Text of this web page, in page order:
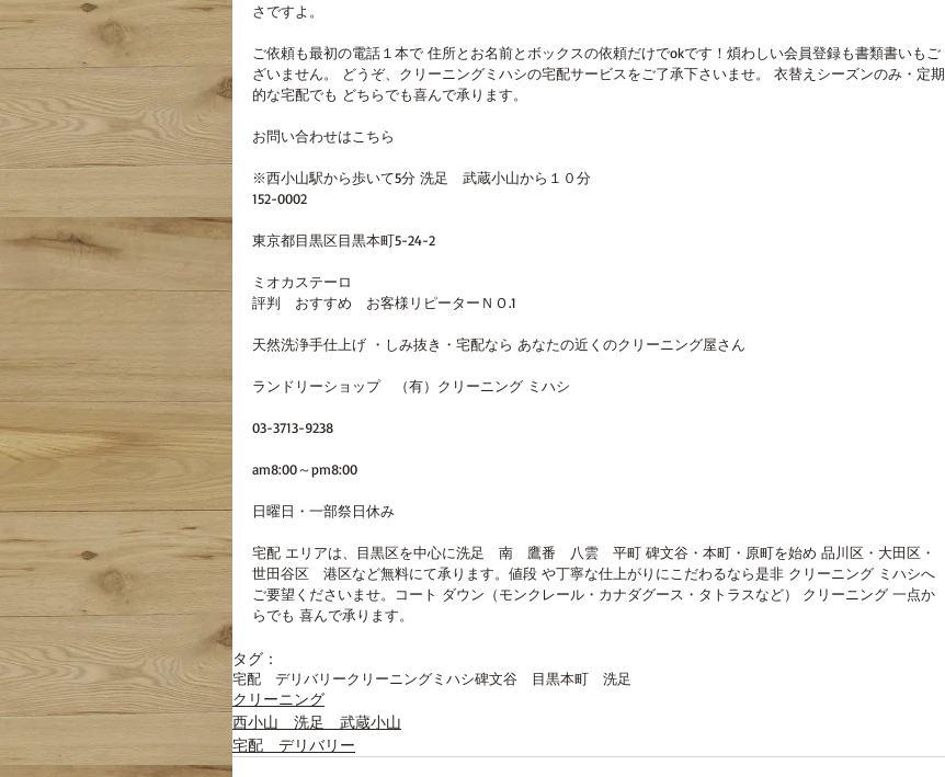
さですよ。
ご依頼も最初の電話１本で 住所とお名前とボックスの依頼だけでokです！煩わしい会員登録も書類書いもご
ざいません。 どうぞ、クリーニングミハシの宅配サービスをご了承下さいませ。 衣替えシーズンのみ・定期
的な宅配でも どちらでも喜んで承ります。
お問い合わせはこちら
※西小山駅から歩いて5分 洗足　武蔵小山から１０分
152-0002
東京都目黒区目黒本町5-24-2
ミオカステーロ
評判　おすすめ　お客様リピーターＮＯ.1
天然洗浄手仕上げ ・しみ抜き・宅配なら あなたの近くのクリーニング屋さん
ランドリーショップ　（有）クリーニング ミハシ
03-3713-9238
am8:00～pm8:00
日曜日・一部祭日休み
宅配 エリアは、目黒区を中心に洗足　南　鷹番　八雲　平町 碑文谷・本町・原町を始め 品川区・大田区・
世田谷区　港区など無料にて承ります。値段 や丁寧な仕上がりにこだわるなら是非 クリーニング ミハシへ
ご要望くださいませ。コート ダウン（モンクレール・カナダグース・タトラスなど） クリーニング 一点か
らでも 喜んで承ります。
タグ：
宅配 デリバリークリーニングミハシ碑文谷 目黒本町 洗足
クリーニング
西小山 洗足 武蔵小山
宅配 デリバリー